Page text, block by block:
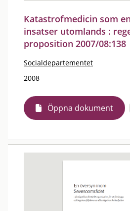
Katastrofmedicin som
insatser utomlands :
proposition 2007/08:138
Socialdepartementet
2008
Öppna dokument